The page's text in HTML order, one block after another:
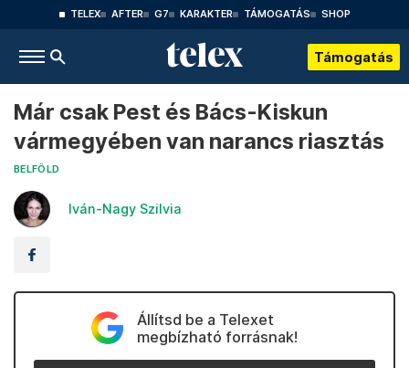
TELEX AFTER G7 KARAKTER TÁMOGATÁS SHOP
Támogatás
Már csak Pest és Bács-Kiskun
vármegyében van narancs riasztás
BELFÖLD
Iván-Nagy Szilvia
Állítsd be a Telexet
megbízható forrásnak!